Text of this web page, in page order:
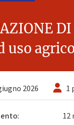
uso
2026 1
12